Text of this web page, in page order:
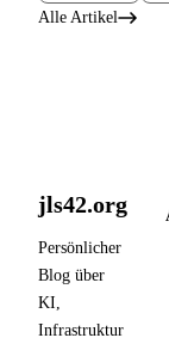
Alle Artikel
jls42.org
Persönlicher
Blog über
KI,
Infrastruktur